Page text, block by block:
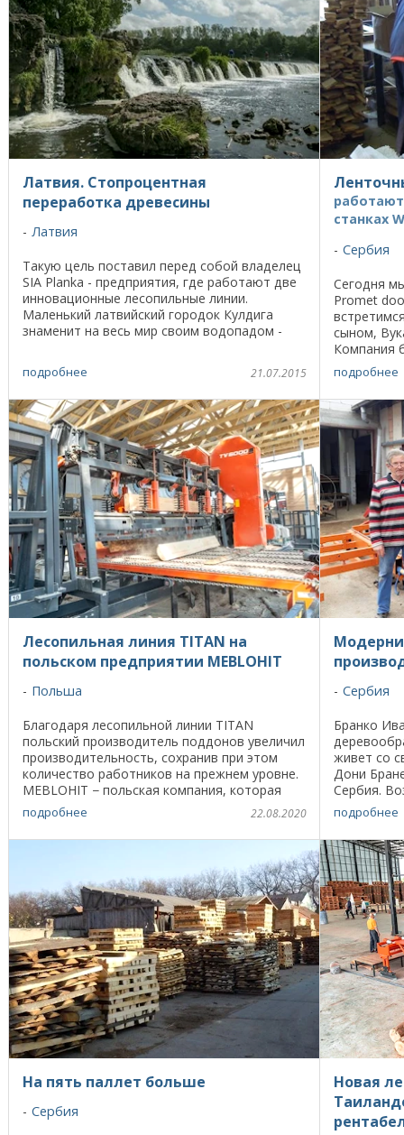
Латвия. Стопроцентная
переработка древесины
Латвия
Такую цель поставил перед собой владелец
SIA Planka - предприятия, где работают две
инновационные лесопильные линии.
Маленький латвийский городок Кулдига
знаменит на весь мир своим водопадом -
метров. Но среди ...
подробнее 21.07.2015
станках
Сербия
Сегодня
Promet
сыном,
Компания
был
подробнее
Лесопильная линия TITAN на
польском предприятии MEBLOHIT
Польша
Благодаря лесопильной линии TITAN
польский производитель поддонов увеличил
производительность, сохранив при этом
количество работников на прежнем уровне.
MEBLOHIT − польская компания, которая
много лет производит деревянные поддоны.
Это очень ...
подробнее 22.08.2020
Сербия
Бранко
живет со
Дони
Сербия.
подробнее
На пять паллет больше
Сербия
Новая